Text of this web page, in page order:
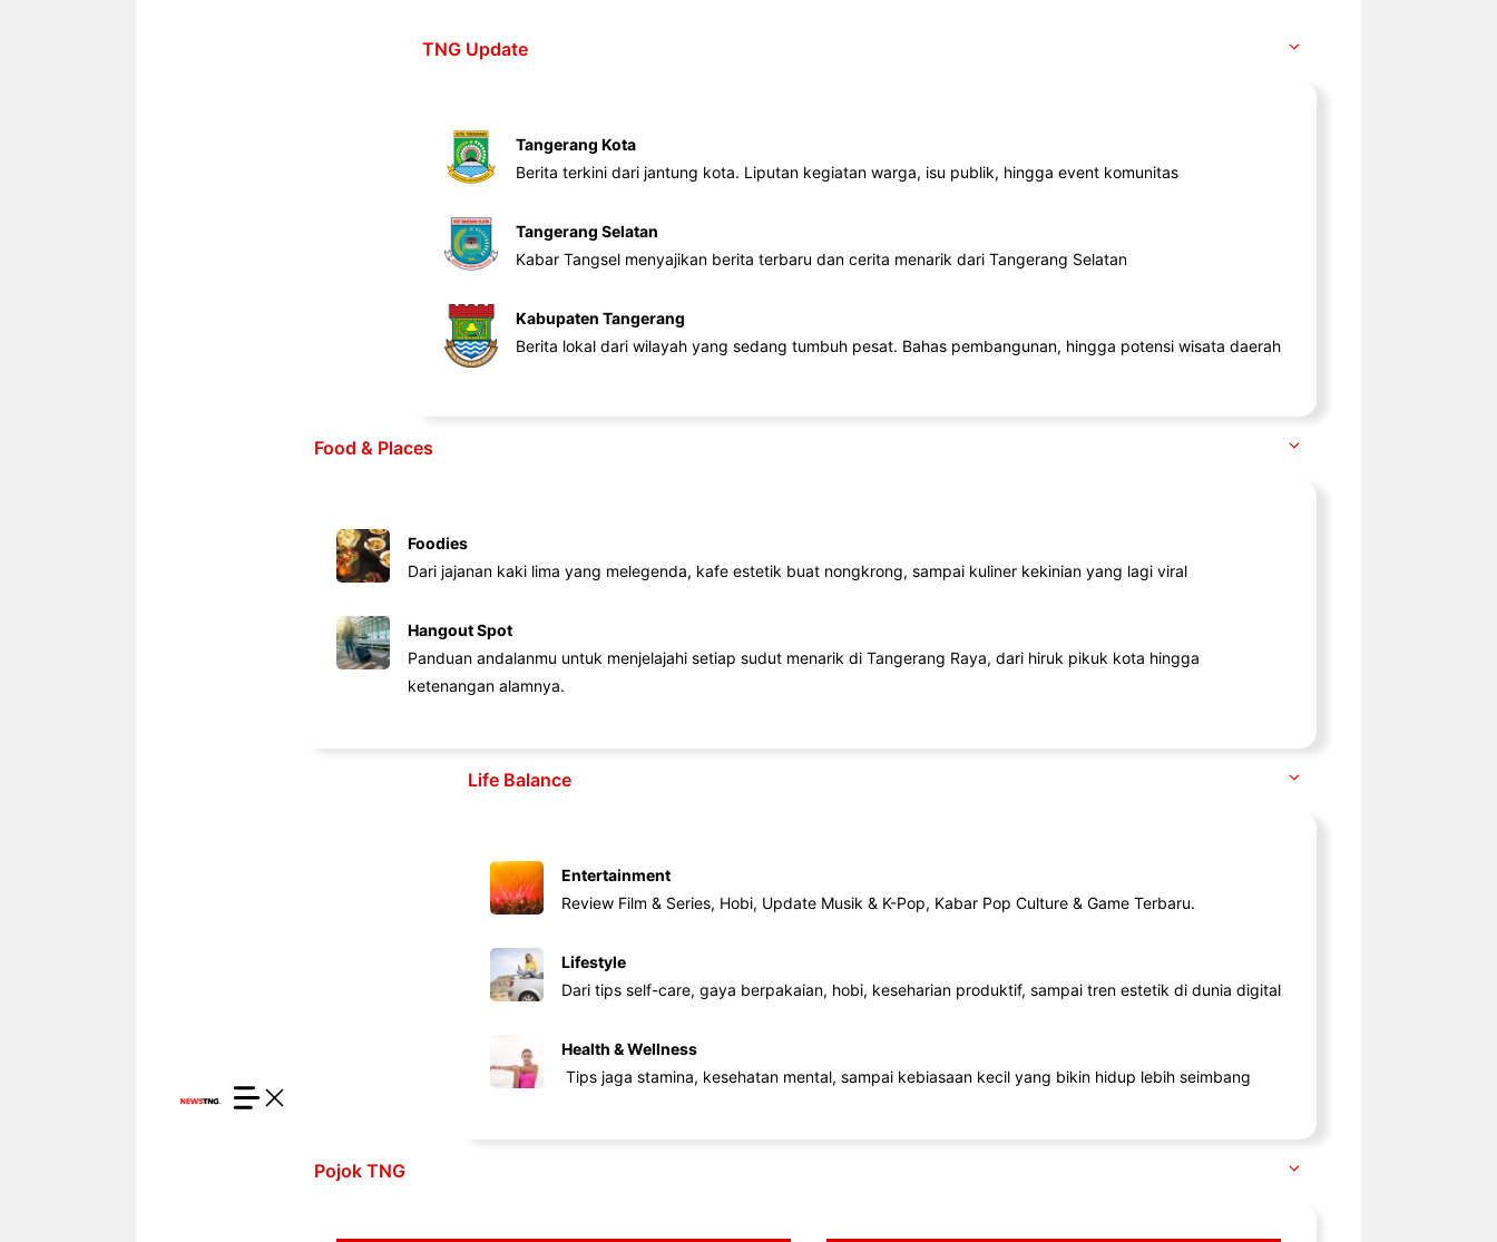
TNG Update
Tangerang Kota
Berita terkini dari jantung kota. Liputan kegiatan warga, isu publik, hingga event komunitas
Tangerang Selatan
Kabar Tangsel menyajikan berita terbaru dan cerita menarik dari Tangerang Selatan
Kabupaten Tangerang
Berita lokal dari wilayah yang sedang tumbuh pesat. Bahas pembangunan, hingga potensi wisata daerah
Food & Places
Foodies
Dari jajanan kaki lima yang melegenda, kafe estetik buat nongkrong, sampai kuliner kekinian yang lagi viral
Hangout Spot
Panduan andalanmu untuk menjelajahi setiap sudut menarik di Tangerang Raya, dari hiruk pikuk kota hingga
ketenangan alamnya.
Life Balance
Entertainment
Review Film & Series, Hobi, Update Musik & K-Pop, Kabar Pop Culture & Game Terbaru.
Lifestyle
Dari tips self-care, gaya berpakaian, hobi, keseharian produktif, sampai tren estetik di dunia digital
Health & Wellness
Tips jaga stamina, kesehatan mental, sampai kebiasaan kecil yang bikin hidup lebih seimbang
Pojok TNG